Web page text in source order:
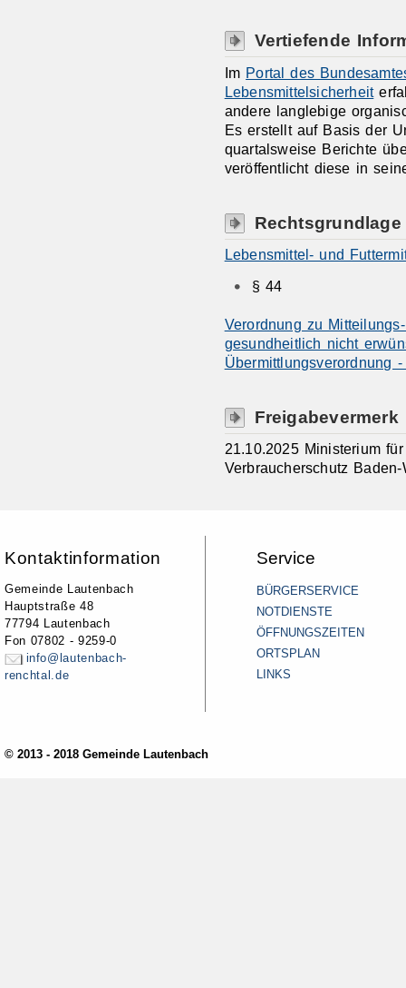
Vertiefende
Im Portal des
Lebensmittelsicherheit
andere langlebige
Es erstellt auf Basis der
quartalsweise Berichte
veröffentlicht diese in
Rechtsgrundlage
Lebensmittel- und
§ 44
Verordnung zu
gesundheitlich nicht
Übermittlungsverordnung
Freigabevermerk
21.10.2025 Ministerium
Verbraucherschutz Baden-
Kontaktinformation
Gemeinde Lautenbach
Hauptstraße 48
77794 Lautenbach
Fon 07802 - 9259-0
info@lautenbach-
renchtal.de
Service
BÜRGERSERVICE
NOTDIENSTE
ÖFFNUNGSZEITEN
ORTSPLAN
LINKS
© 2013 - 2018 Gemeinde Lautenbach